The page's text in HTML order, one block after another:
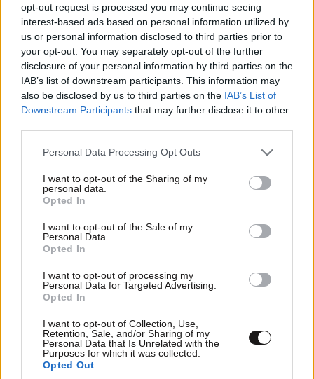
opt-out request is processed you may continue seeing
interest-based ads based on personal information utilized by
us or personal information disclosed to third parties prior to
your opt-out. You may separately opt-out of the further
disclosure of your personal information by third parties on the
IAB’s list of downstream participants. This information may
also be disclosed by us to third parties on the IAB’s List of
Downstream Participants that may further disclose it to other
Please note that this website/app uses one or more Google
not limited to your visit or usage behaviour. You may click to
grant or deny consent to Google and its third-party tags to
use your data for below specified purposes in below Google
consent section.
Personal Data Processing Opt Outs
I want to opt-out of the Sharing of my
personal data.
Opted In
I want to opt-out of the Sale of my
Personal Data.
Opted In
I want to opt-out of processing my
Personal Data for Targeted Advertising.
Opted In
I want to opt-out of Collection, Use,
Retention, Sale, and/or Sharing of my
Personal Data that Is Unrelated with the
Purposes for which it was collected.
Opted Out
1922 – Γουίλιαμ Χένρι Χάντσον, Βρετανός
συγγραφέας
1931 – Γιόχαν Φρίντολφ Χάγκφορς, Φινλανδός
συνθέτης
1936 – Φεδερίκο Γκαρθία Λόρκα, Ισπανός
συγγραφέας
2005 – Κένιον Τζόουνς, Αμερικανός
2009 – Κιμ Ντάε-γιουνγκ, Νοτιοκορεάτης πολιτικός
2016 – Ερνστ Νόλτε, Γερμανός ιστορικός